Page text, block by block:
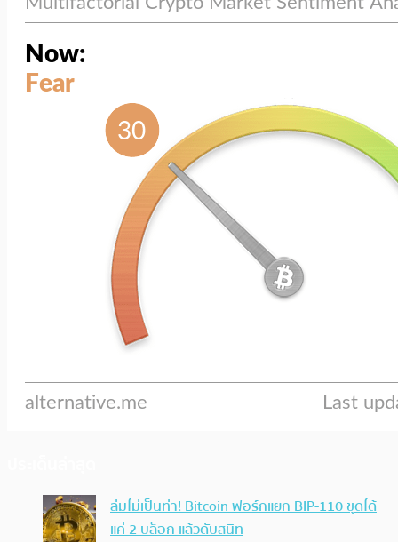
ล่มไม่เป็นท่า! Bitcoin ฟอร์กแยก BIP-110 ขุดได้
แค่ 2 บล็อก แล้วดับสนิท